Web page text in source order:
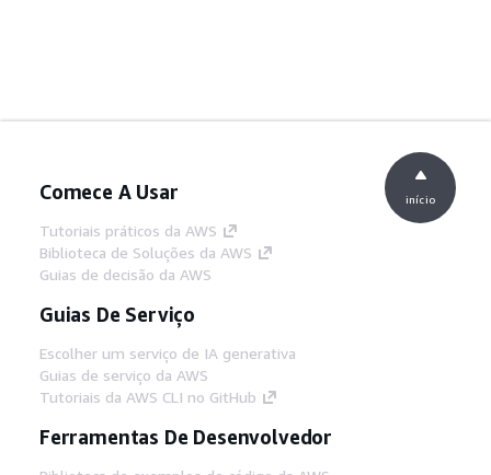
Comece A Usar
Tutoriais práticos da AWS
Biblioteca de Soluções da AWS
Guias de decisão da AWS
Guias De Serviço
Escolher um serviço de IA generativa
Guias de serviço da AWS
Tutoriais da AWS CLI no GitHub
Ferramentas De Desenvolvedor
início